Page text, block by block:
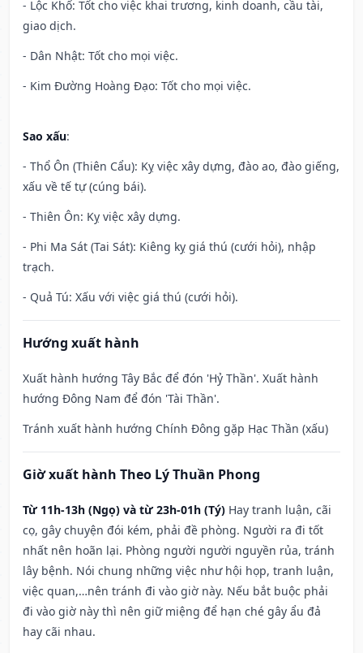
- Lộc Khố: Tốt cho việc khai trương, kinh doanh, cầu tài,
giao dịch.
- Dân Nhật: Tốt cho mọi việc.
- Kim Đường Hoàng Đạo: Tốt cho mọi việc.
Sao xấu:
- Thổ Ôn (Thiên Cẩu): Kỵ việc xây dựng, đào ao, đào giếng,
xấu về tế tự (cúng bái).
- Thiên Ôn: Kỵ việc xây dựng.
- Phi Ma Sát (Tai Sát): Kiêng kỵ giá thú (cưới hỏi), nhập
trạch.
- Quả Tú: Xấu với việc giá thú (cưới hỏi).
Hướng xuất hành
Xuất hành hướng Tây Bắc để đón 'Hỷ Thần'. Xuất hành
hướng Đông Nam để đón 'Tài Thần'.
Tránh xuất hành hướng Chính Đông gặp Hạc Thần (xấu)
Giờ xuất hành Theo Lý Thuần Phong
Từ 11h-13h (Ngọ) và từ 23h-01h (Tý) Hay tranh luận, cãi
cọ, gây chuyện đói kém, phải đề phòng. Người ra đi tốt
nhất nên hoãn lại. Phòng người người nguyền rủa, tránh
lây bệnh. Nói chung những việc như hội họp, tranh luận,
việc quan,…nên tránh đi vào giờ này. Nếu bắt buộc phải
đi vào giờ này thì nên giữ miệng để hạn ché gây ẩu đả
hay cãi nhau.